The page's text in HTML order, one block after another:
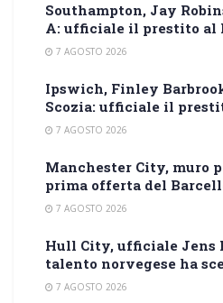
Southampton, Jay
A: ufficiale il prestito al
7 AGOSTO 2026
Ipswich, Finley
Scozia: ufficiale il
7 AGOSTO 2026
Manchester City, muro
prima offerta del
7 AGOSTO 2026
Hull City, ufficiale Jens
talento norvegese ha
7 AGOSTO 2026